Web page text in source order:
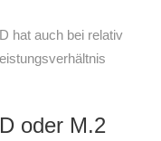
hat auch bei relativ
oder M.2